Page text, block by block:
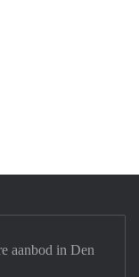
aanbod in Den